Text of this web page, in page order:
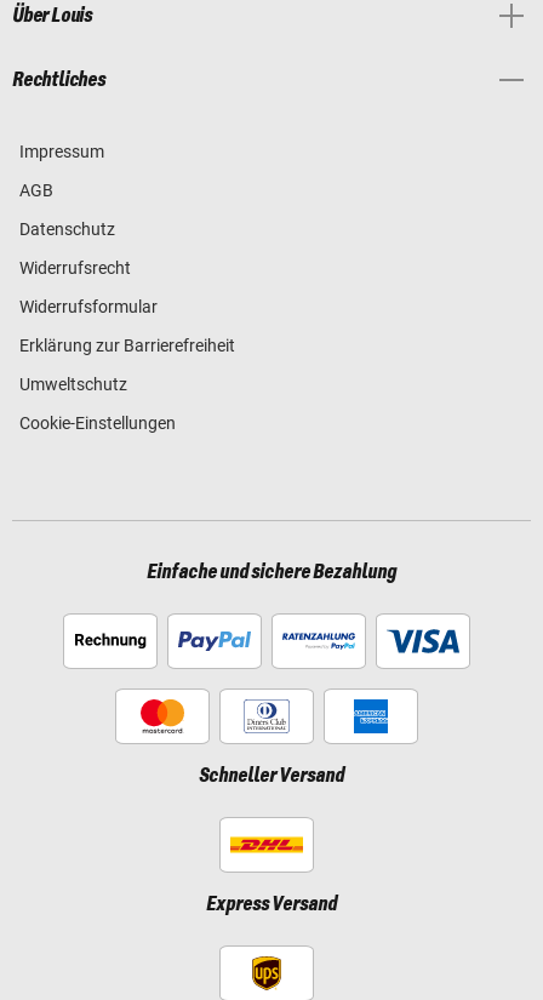
Über Louis
Rechtliches
Impressum
AGB
Datenschutz
Widerrufsrecht
Widerrufsformular
Erklärung zur Barrierefreiheit
Umweltschutz
Cookie-Einstellungen
Einfache und sichere Bezahlung
Schneller Versand
Express Versand